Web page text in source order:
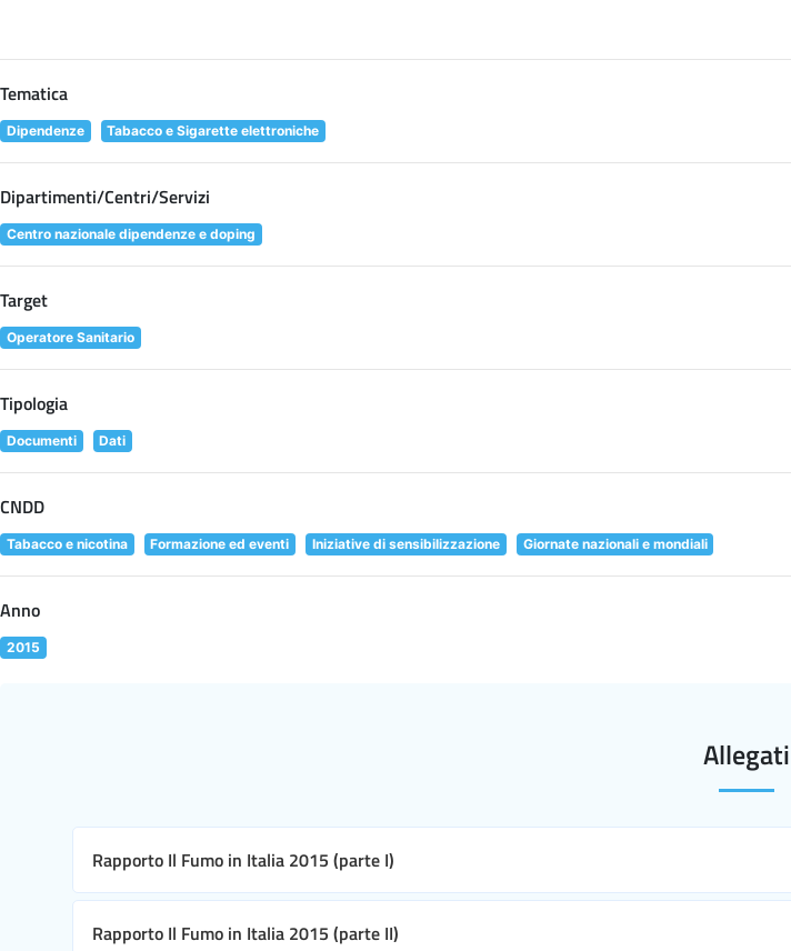
Tematica
Dipendenze Tabacco e Sigarette elettroniche
Dipartimenti/Centri/Servizi
Centro nazionale dipendenze e doping
Target
Operatore Sanitario
Tipologia
Documenti Dati
CNDD
Tabacco e nicotina Formazione ed eventi Iniziative di sensibilizzazione Giornate nazionali e mondiali
Anno
2015
Allegati
Rapporto Il Fumo in Italia 2015 (parte I)
Rapporto Il Fumo in Italia 2015 (parte II)